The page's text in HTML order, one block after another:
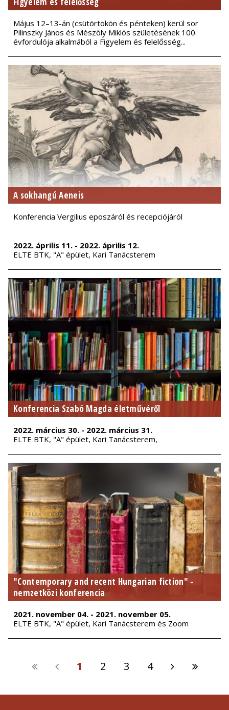
Május 12–13-án (csütörtökön és pénteken) kerül sor
Pilinszky János és Mészöly Miklós születésének 100.
évfordulója alkalmából a Figyelem és felelősség...
A sokhangú Aeneis
Konferencia Vergilius eposzáról és recepciójáról
2022. április 11. - 2022. április 12.
ELTE BTK, "A" épület, Kari Tanácsterem
Konferencia Szabó Magda életművéről
2022. március 30. - 2022. március 31.
ELTE BTK, "A" épület, Kari Tanácsterem,
"Contemporary and recent Hungarian fiction" -
nemzetközi konferencia
2021. november 04. - 2021. november 05.
ELTE BTK, "A" épület, Kari Tanácsterem és Zoom
1 2 3 4